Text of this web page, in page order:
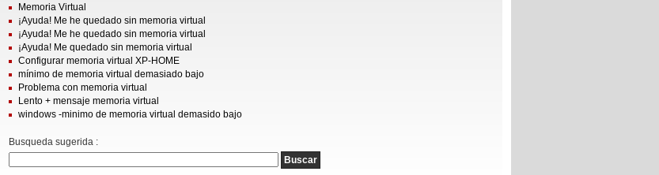
Memoria Virtual
¡Ayuda! Me he quedado sin memoria virtual
¡Ayuda! Me he quedado sin memoria virtual
¡Ayuda! Me quedado sin memoria virtual
Configurar memoria virtual XP-HOME
mínimo de memoria virtual demasiado bajo
Problema con memoria virtual
Lento + mensaje memoria virtual
windows -minimo de memoria virtual demasido bajo
Busqueda sugerida :